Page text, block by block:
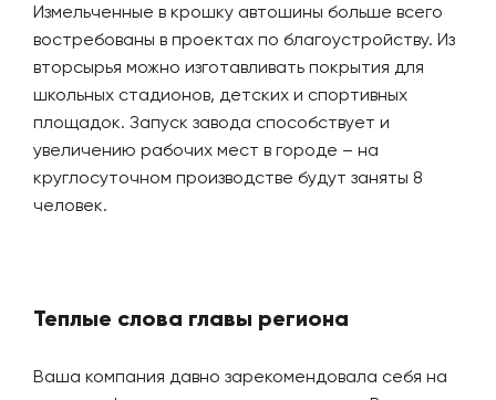
Измельченные в крошку автошины больше всего
востребованы в проектах по благоустройству. Из
вторсырья можно изготавливать покрытия для
школьных стадионов, детских и спортивных
площадок. Запуск завода способствует и
увеличению рабочих мест в городе – на
круглосуточном производстве будут заняты 8
человек.
Теплые слова главы региона
Ваша компания давно зарекомендовала себя на